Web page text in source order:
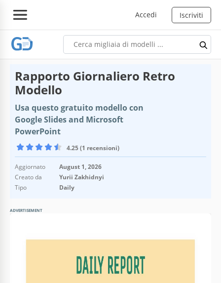
Accedi Iscriviti
Rapporto Giornaliero Retro
Modello
Usa questo gratuito modello con
Google Slides and Microsoft
PowerPoint
4.25 (1 recensioni)
Aggiornato
August 1, 2026
Creato da
Yurii Zakhidnyi
Tipo
Daily
ADVERTISEMENT